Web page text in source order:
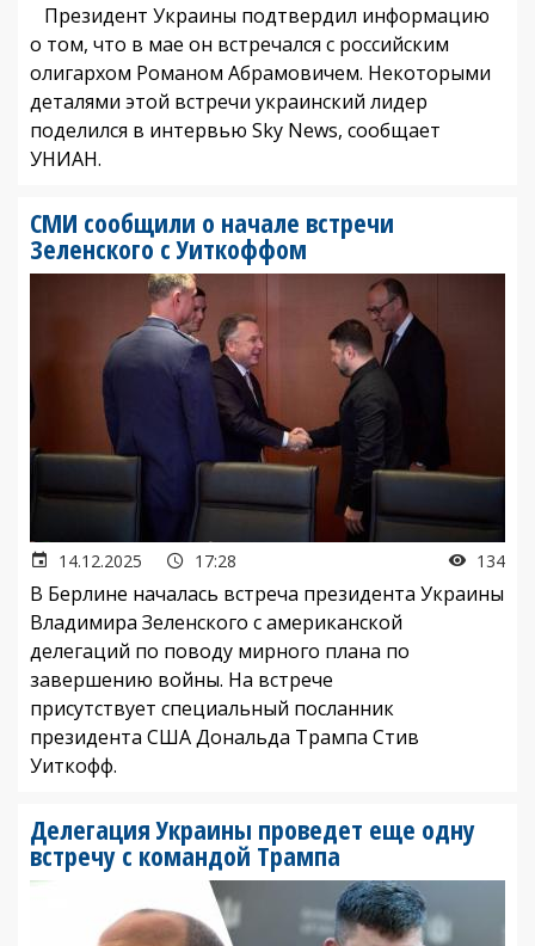
Президент Украины подтвердил информацию
о том, что в мае он встречался с российским
олигархом Романом Абрамовичем. Некоторыми
деталями этой встречи украинский лидер
поделился в интервью Sky News, сообщает
УНИАН.
СМИ сообщили о начале встречи
Зеленского с Уиткоффом
14.12.2025 17:28 134
В Берлине началась встреча президента Украины
Владимира Зеленского с американской
делегаций по поводу мирного плана по
завершению войны. На встрече
присутствует специальный посланник
президента США Дональда Трампа Стив
Уиткофф.
Делегация Украины проведет еще одну
встречу с командой Трампа